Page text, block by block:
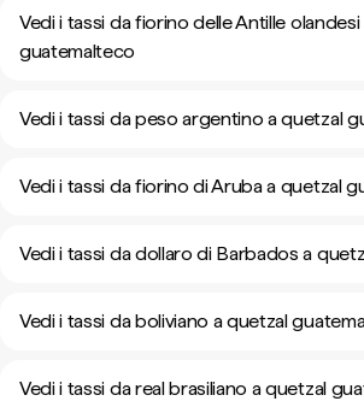
Vedi i tassi da fiorino delle Antille
guatemalteco
Vedi i tassi da peso argentino a quetzal
Vedi i tassi da fiorino di Aruba a quetzal
Vedi i tassi da dollaro di Barbados a
Vedi i tassi da boliviano a quetzal
Vedi i tassi da real brasiliano a quetzal